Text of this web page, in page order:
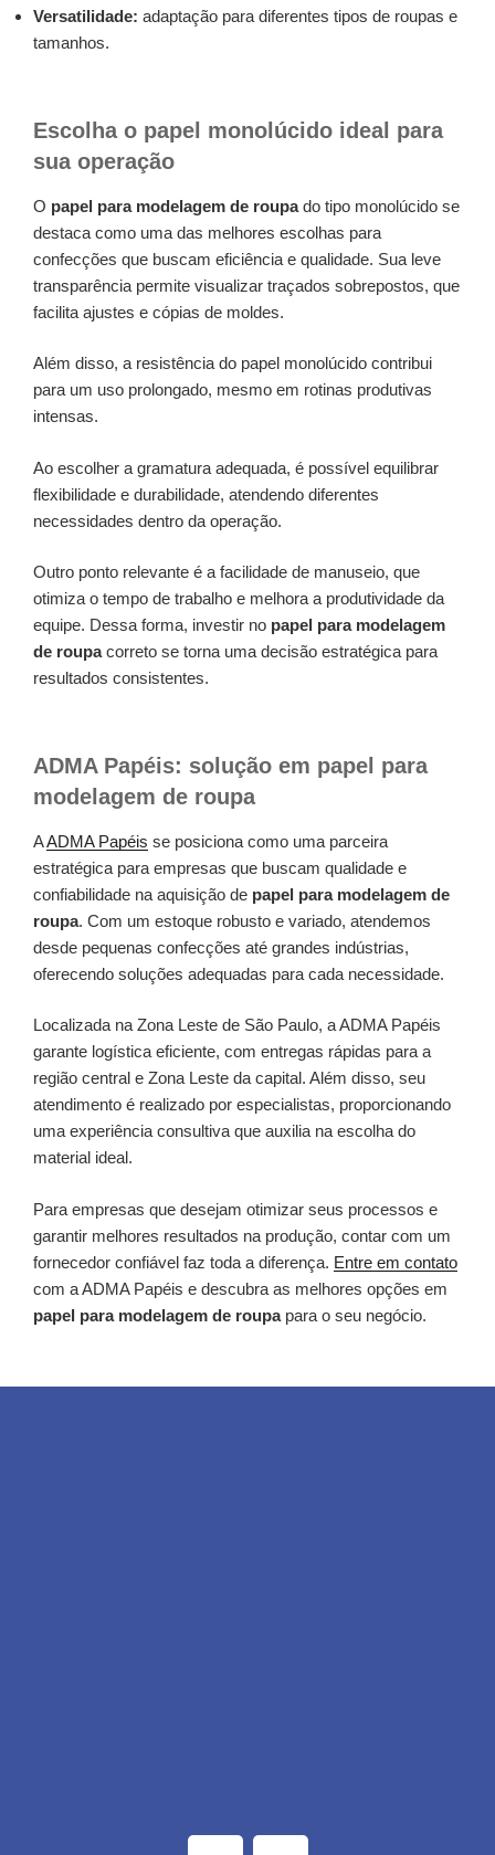
Versatilidade: adaptação para diferentes tipos de roupas e
tamanhos.
Escolha o papel monolúcido ideal para
sua operação
O papel para modelagem de roupado tipo monolúcido se
destaca como uma das melhores escolhas para
confecções que buscam eficiência e qualidade. Sua leve
transparência permite visualizar traçados sobrepostos, que
facilita ajustes e cópias de moldes.
Além disso, a resistência do papel monolúcido contribui
para um uso prolongado, mesmo em rotinas produtivas
intensas.
Ao escolher a gramatura adequada, é possível equilibrar
flexibilidade e durabilidade, atendendo diferentes
necessidades dentro da operação.
Outro ponto relevante é a facilidade de manuseio, que
otimiza o tempo de trabalho e melhora a produtividade da
equipe. Dessa forma, investir no papel para modelagem
de roupacorreto se torna uma decisão estratégica para
resultados consistentes.
ADMA Papéis: solução em papel para
modelagem de roupa
AADMA Papéis se posiciona como uma parceira
estratégica para empresas que buscam qualidade e
confiabilidade na aquisição de papel para modelagem de
roupa. Com um estoque robusto e variado, atendemos
desde pequenas confecções até grandes indústrias,
oferecendo soluções adequadas para cada necessidade.
Localizada na Zona Leste de São Paulo, a ADMA Papéis
garante logística eficiente, com entregas rápidas para a
região central e Zona Leste da capital. Além disso, seu
atendimento é realizado por especialistas, proporcionando
uma experiência consultiva que auxilia na escolha do
material ideal.
Para empresas que desejam otimizar seus processos e
garantir melhores resultados na produção, contar com um
fornecedor confiável faz toda a diferença. Entre em contato
com a ADMA Papéis e descubra as melhores opções em
papel para modelagem de roupapara o seu negócio.